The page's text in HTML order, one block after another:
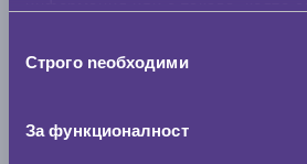
наСтрого nеобходими
За функционалностСкоростомер при 100